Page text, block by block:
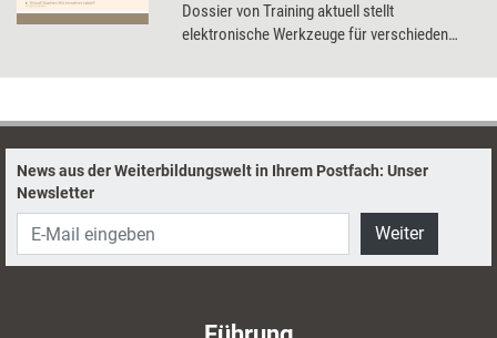
Dossier von Training aktuell stellt
elektronische Werkzeuge für verschieden
Coachs sie optimal nutzen können.
News aus der Weiterbildungswelt in Ihrem Postfach: Unser
Newsletter
Weiter